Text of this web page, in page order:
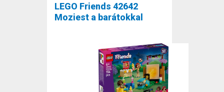
LEGO Friends 42642
Moziest a barátokkal